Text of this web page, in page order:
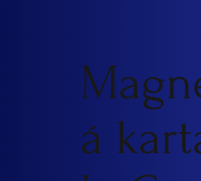
á